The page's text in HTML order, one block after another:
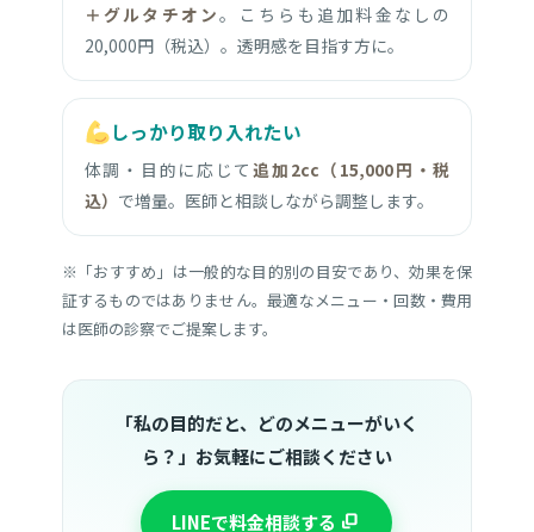
＋グルタチオン。こちらも追加料金なしの
20,000円（税込）。透明感を目指す方に。
しっかり取り入れたい
体調・目的に応じて追加2cc（15,000円・税
込） で増量。医師と相談しながら調整します。
※「おすすめ」は一般的な目的別の目安であり、効果を保
証するものではありません。最適なメニュー・回数・費用
は医師の診察でご提案します。
「私の目的だと、どのメニューがいく
ら？」お気軽にご相談ください
LINEで料金相談する